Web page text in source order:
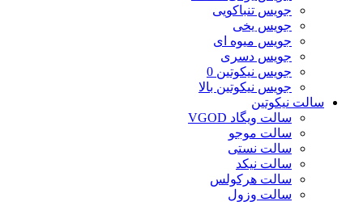
جویس تنباکویی
جویس یخی
جویس میوه ای
جویس دسری
جویس نیکوتین 0
جویس نیکوتین بالا
سالت نیکوتین
سالت ویگاد VGOD
سالت موجو
سالت نستی
سالت نیکد
سالت هرکولس
سالت وزول